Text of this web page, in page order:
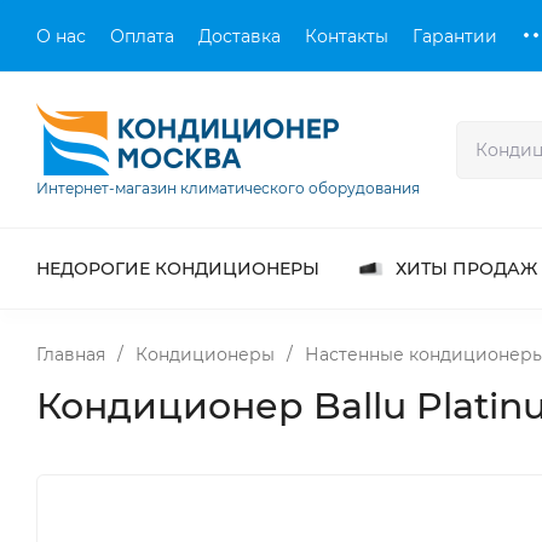
О нас Оплата Доставка Контакты Гарантии
Интернет-магазин климатического оборудования
НЕДОРОГИЕ КОНДИЦИОНЕРЫ ХИТЫ ПРОДАЖ
Главная / Кондиционеры / Настенные
Кондиционер Ballu